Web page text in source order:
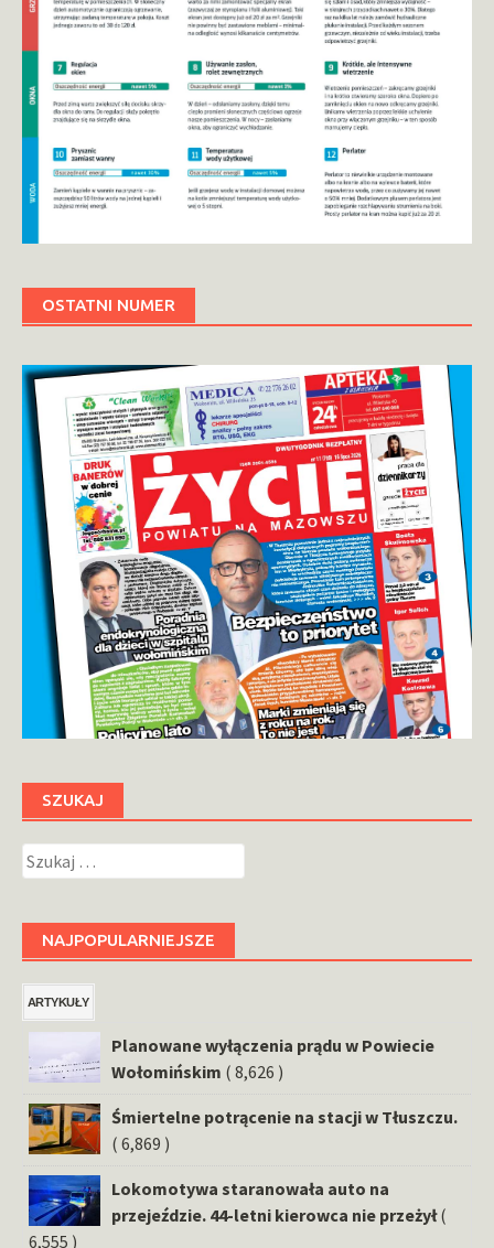
OSTATNI NUMER
SZUKAJ
Szukaj:
NAJPOPULARNIEJSZE
ARTYKUŁY
Planowane wyłączenia prądu w Powiecie
Wołomińskim ( 8,626 )
Śmiertelne potrącenie na stacji w Tłuszczu.
( 6,869 )
Lokomotywa staranowała auto na
przejeździe. 44-letni kierowca nie przeżył (
6,555 )